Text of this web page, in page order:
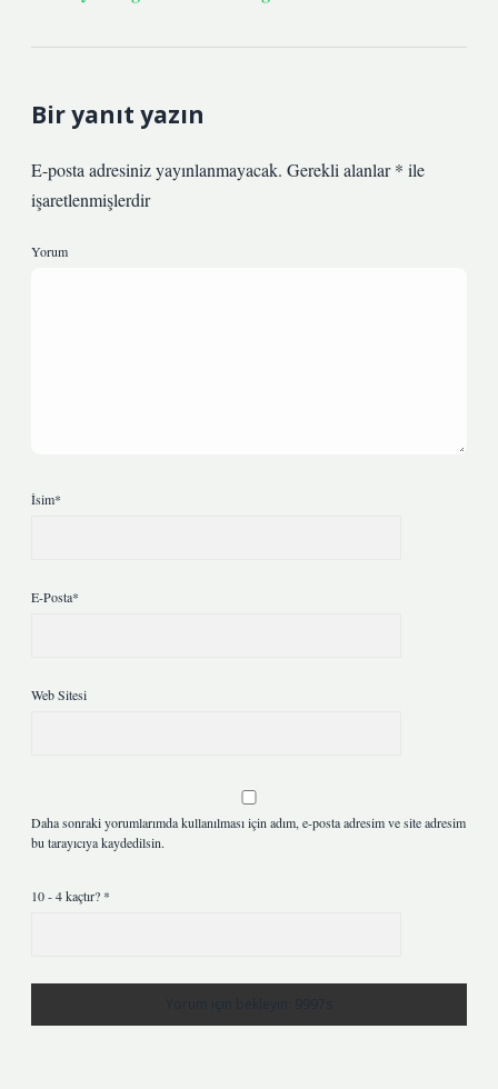
Bir yanıt yazın
E-posta adresiniz yayınlanmayacak. Gerekli alanlar* ile
işaretlenmişlerdir
Yorum
İsim*
E-Posta*
Web Sitesi
Daha sonraki yorumlarımda kullanılması için adım, e-posta adresim ve site adresim
bu tarayıcıya kaydedilsin.
10 - 4 kaçtır? *